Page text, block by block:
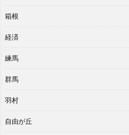
箱根
経済
練馬
群馬
羽村
自由が丘